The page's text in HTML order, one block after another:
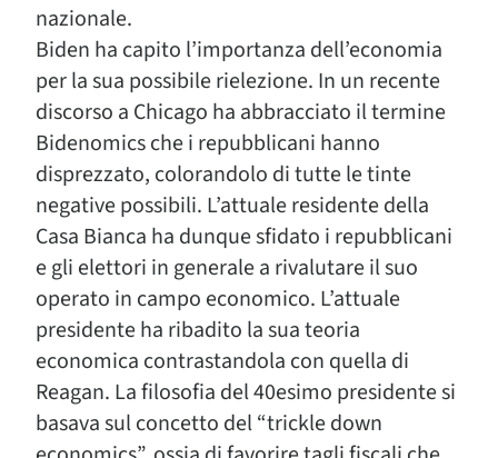
nazionale.
Biden ha capito l’importanza dell’economia
per la sua possibile rielezione. In un recente
discorso a Chicago ha abbracciato il termine
Bidenomics che i repubblicani hanno
disprezzato, colorandolo di tutte le tinte
negative possibili. L’attuale residente della
Casa Bianca ha dunque sfidato i repubblicani
e gli elettori in generale a rivalutare il suo
operato in campo economico. L’attuale
presidente ha ribadito la sua teoria
economica contrastandola con quella di
Reagan. La filosofia del 40esimo presidente si
basava sul concetto del “trickle down